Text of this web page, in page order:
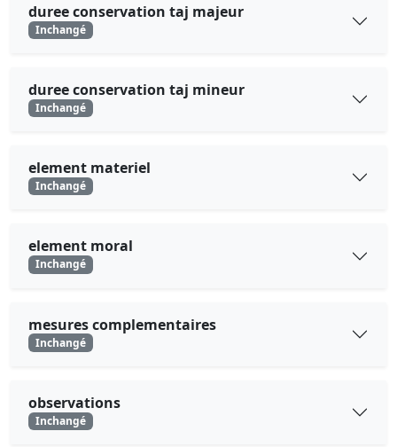
duree conservation taj majeur
Inchangé
duree conservation taj mineur
Inchangé
element materiel
Inchangé
element moral
Inchangé
mesures complementaires
Inchangé
observations
Inchangé